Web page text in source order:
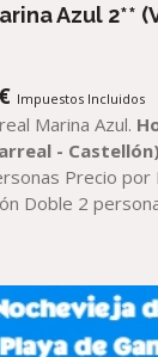
Azul 2**
€RANGO
DE
PRECIOS:
DESDE
154,16 €
Impuestos Incluidos
Marina Azul.
-
Precio por
Doble 2